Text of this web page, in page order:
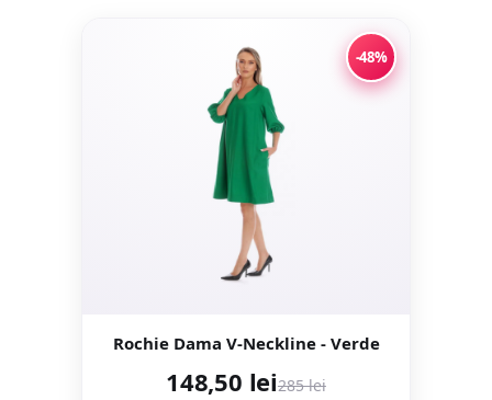
-48%
Rochie Dama V-Neckline - Verde
148,50 lei285 lei